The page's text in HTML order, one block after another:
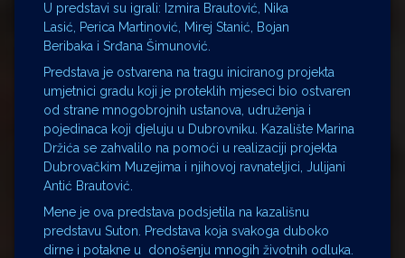
U predstavi su igrali: Izmira Brautović, Nika
Lasić, Perica Martinović, Mirej Stanić, Bojan
Beribaka i Srđana Šimunović.
Predstava je ostvarena na tragu iniciranog projekta
umjetnici gradu koji je proteklih mjeseci bio ostvaren
od strane mnogobrojnih ustanova, udruženja i
pojedinaca koji djeluju u Dubrovniku. Kazalište Marina
Držića se zahvalilo na pomoći u realizaciji projekta
Dubrovačkim Muzejima i njihovoj ravnateljici, Julijani
Antić Brautović.
Mene je ova predstava podsjetila na kazališnu
predstavu Suton. Predstava koja svakoga duboko
dirne i potakne u donošenju mnogih životnih odluka.